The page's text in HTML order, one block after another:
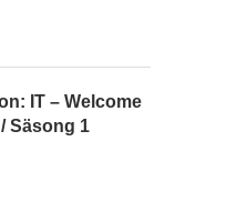
IT – Welcome
Säsong 1